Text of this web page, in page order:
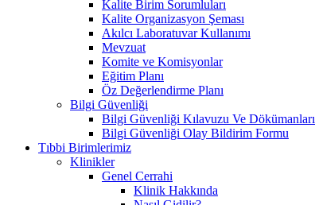
Kalite Birim Sorumluları
Kalite Organizasyon Şeması
Akılcı Laboratuvar Kullanımı
Mevzuat
Komite ve Komisyonlar
Eğitim Planı
Öz Değerlendirme Planı
Bilgi Güvenliği
Bilgi Güvenliği Kılavuzu Ve Dökümanları
Bilgi Güvenliği Olay Bildirim Formu
Tıbbi Birimlerimiz
Klinikler
Genel Cerrahi
Klinik Hakkında